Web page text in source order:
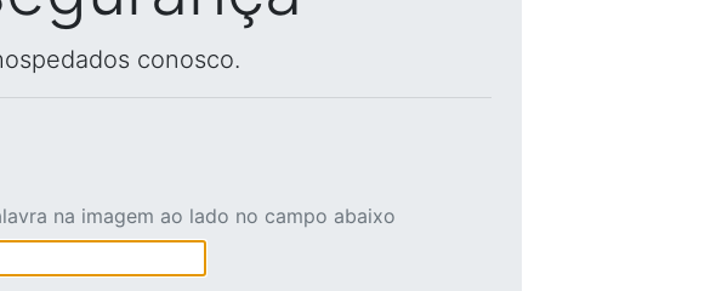
conosco.
na imagem ao lado no campo abaixo